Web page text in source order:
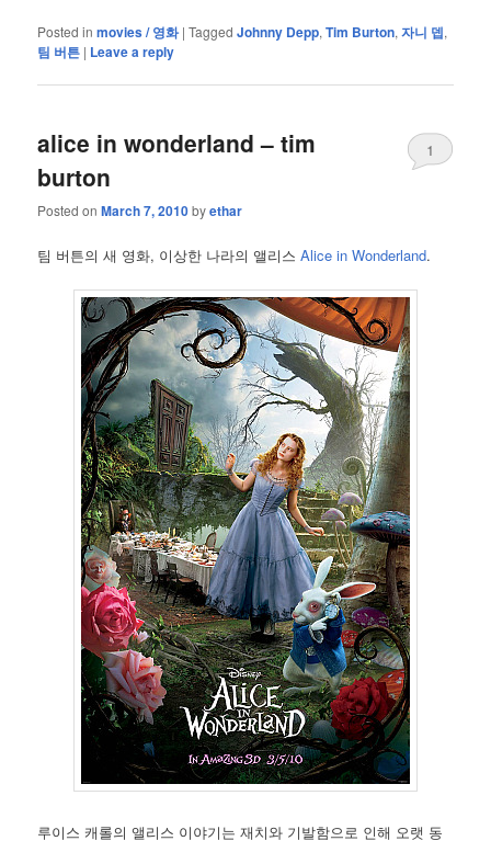
Posted in movies / 영화 |Tagged Johnny Depp,Tim Burton,자니 뎁,
팀 버튼 | Leave a reply
alice in wonderland – tim
burton
Posted onMarch 7, 2010byethar
1
팀 버튼의 새 영화, 이상한 나라의 앨리스Alice in Wonderland.
루이스 캐롤의 앨리스 이야기는 재치와 기발함으로 인해 오랫 동